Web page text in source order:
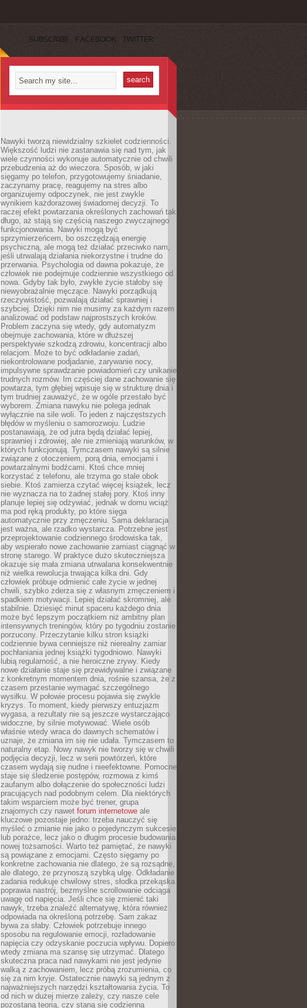
SUBSCRIBE FACEBOOK TWITTER
Nawyki tworzą niewidzialny szkielet codzienności.
Większość ludzi nie zastanawia się nad tym, jak
wiele czynności wykonuje automatycznie od chwili
przebudzenia aż do wieczora. Sposób, w jaki
sięgamy po telefon, przygotowujemy śniadanie,
zaczynamy pracę, reagujemy na stres albo
organizujemy odpoczynek, nie jest zwykle
wynikiem każdorazowej świadomej decyzji. To
raczej efekt powtarzania określonych zachowań tak
długo, aż stają się częścią naszego zwyczajnego
funkcjonowania. Nawyki mogą być
sprzymierzeńcem, bo oszczędzają energię
psychiczną, ale mogą też działać przeciwko nam,
jeśli utrwalają działania niekorzystne i trudne do
przerwania. Psychologia od dawna pokazuje, że
człowiek nie podejmuje codziennie wszystkiego od
nowa. Gdyby tak było, zwykłe życie stałoby się
niewyobrażalnie męczące. Nawyki porządkują
rzeczywistość, pozwalają działać sprawniej i
szybciej. Dzięki nim nie musimy za każdym razem
analizować od podstaw najprostszych kroków.
Problem zaczyna się wtedy, gdy automatyzm
obejmuje zachowania, które w dłuższej
perspektywie szkodzą zdrowiu, koncentracji albo
relacjom. Może to być odkładanie zadań,
niekontrolowane podjadanie, zarywanie nocy,
impulsywne sprawdzanie powiadomień czy unikanie
trudnych rozmów. Im częściej dane zachowanie się
powtarza, tym głębiej wpisuje się w strukturę dnia i
tym trudniej zauważyć, że w ogóle przestało być
wyborem. Zmiana nawyku nie polega jednak
wyłącznie na sile woli. To jeden z najczęstszych
błędów w myśleniu o samorozwoju. Ludzie
postanawiają, że od jutra będą działać lepiej,
sprawniej i zdrowiej, ale nie zmieniają warunków, w
których funkcjonują. Tymczasem nawyki są silnie
związane z otoczeniem, porą dnia, emocjami i
powtarzalnymi bodźcami. Ktoś chce mniej
korzystać z telefonu, ale trzyma go stale obok
siebie. Ktoś zamierza czytać więcej książek, lecz
nie wyznacza na to żadnej stałej pory. Ktoś inny
planuje lepiej się odżywiać, jednak w domu wciąż
ma pod ręką produkty, po które sięga
automatycznie przy zmęczeniu. Sama deklaracja
jest ważna, ale rzadko wystarcza. Potrzebne jest
przeprojektowanie codziennego środowiska tak,
aby wspierało nowe zachowanie zamiast ciągnąć w
stronę starego. W praktyce dużo skuteczniejsza
okazuje się mała zmiana utrwalana konsekwentnie
niż wielka rewolucja trwająca kilka dni. Gdy
człowiek próbuje odmienić całe życie w jednej
chwili, szybko zderza się z własnym zmęczeniem i
spadkiem motywacji. Lepiej działać skromniej, ale
stabilnie. Dziesięć minut spaceru każdego dnia
może być lepszym początkiem niż ambitny plan
intensywnych treningów, który po tygodniu zostanie
porzucony. Przeczytanie kilku stron książki
codziennie bywa cenniejsze niż nierealny zamiar
pochłaniania jednej książki tygodniowo. Nawyki
lubią regularność, a nie heroiczne zrywy. Kiedy
nowe działanie staje się przewidywalne i związane
z konkretnym momentem dnia, rośnie szansa, że z
czasem przestanie wymagać szczególnego
wysiłku. W połowie procesu pojawia się zwykle
kryzys. To moment, kiedy pierwszy entuzjazm
wygasa, a rezultaty nie są jeszcze wystarczająco
widoczne, by silnie motywować. Wiele osób
właśnie wtedy wraca do dawnych schematów i
uznaje, że zmiana im się nie udała. Tymczasem to
naturalny etap. Nowy nawyk nie tworzy się w chwili
podjęcia decyzji, lecz w serii powtórzeń, które
czasem wydają się nudne i nieefektowne. Pomocne
staje się śledzenie postępów, rozmowa z kimś
zaufanym albo dołączenie do społeczności ludzi
pracujących nad podobnym celem. Dla niektórych
takim wsparciem może być trener, grupa
znajomych czy nawet forum internetowe ale
kluczowe pozostaje jedno: trzeba nauczyć się
myśleć o zmianie nie jako o pojedynczym sukcesie
lub porażce, lecz jako o długim procesie budowania
nowej tożsamości. Warto też pamiętać, że nawyki
są powiązane z emocjami. Często sięgamy po
konkretne zachowania nie dlatego, że są rozsądne,
ale dlatego, że przynoszą szybką ulgę. Odkładanie
zadania redukuje chwilowy stres, słodka przekąska
poprawia nastrój, bezmyślne scrollowanie odciąga
uwagę od napięcia. Jeśli chce się zmienić taki
nawyk, trzeba znaleźć alternatywę, która również
odpowiada na określoną potrzebę. Sam zakaz
bywa za słaby. Człowiek potrzebuje innego
sposobu na regulowanie emocji, rozładowanie
napięcia czy odzyskanie poczucia wpływu. Dopiero
wtedy zmiana ma szansę się utrzymać. Dlatego
skuteczna praca nad nawykami nie jest jedynie
walką z zachowaniem, lecz próbą zrozumienia, co
się za nim kryje. Ostatecznie nawyki są jednym z
najważniejszych narzędzi kształtowania życia. To
od nich w dużej mierze zależy, czy nasze cele
pozostaną teorią, czy staną się codzienną